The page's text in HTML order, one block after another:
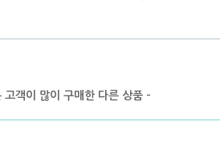
고객이 많이 구매한 다른 상품 -